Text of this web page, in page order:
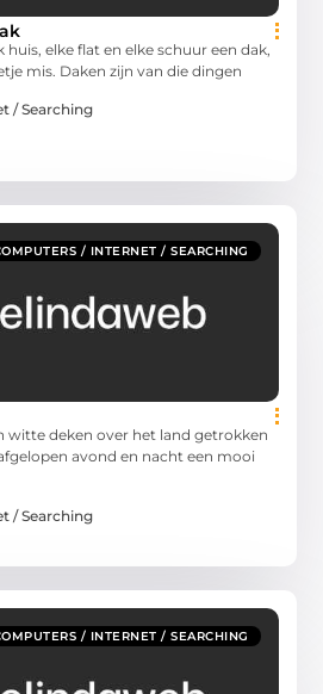
huis, elke flat en elke schuur een dak,
mis. Daken zijn van die dingen
/ Searching
/ INTERNET / SEARCHING
witte deken over het land getrokken
avond en nacht een mooi
/ Searching
/ INTERNET / SEARCHING